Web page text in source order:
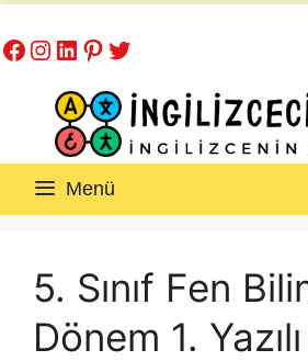
atla
Facebook
Instagram
LinkedIn
Pinterest
Twitter
Menü
5. Sınıf Fen
Dönem 1.